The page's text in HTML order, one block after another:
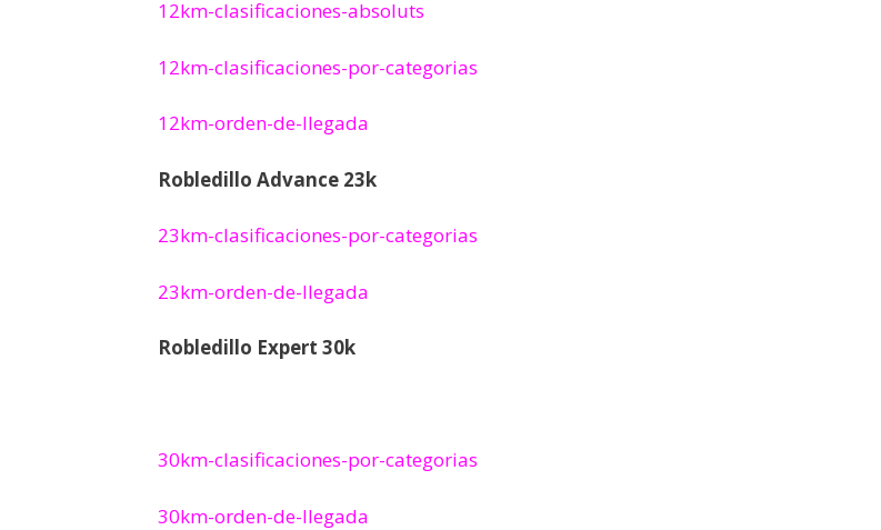
12km-clasificaciones-absoluts
12km-clasificaciones-por-categorias
12km-orden-de-llegada
Robledillo Advance 23k
23km-clasificaciones-por-categorias
23km-orden-de-llegada
Robledillo Expert 30k
30km-clasificaciones-por-categorias
30km-orden-de-llegada